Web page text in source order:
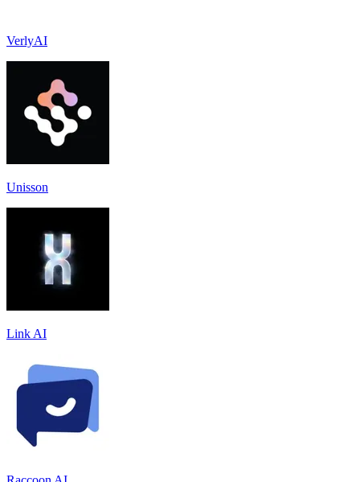
VerlyAI
Unisson
Link AI